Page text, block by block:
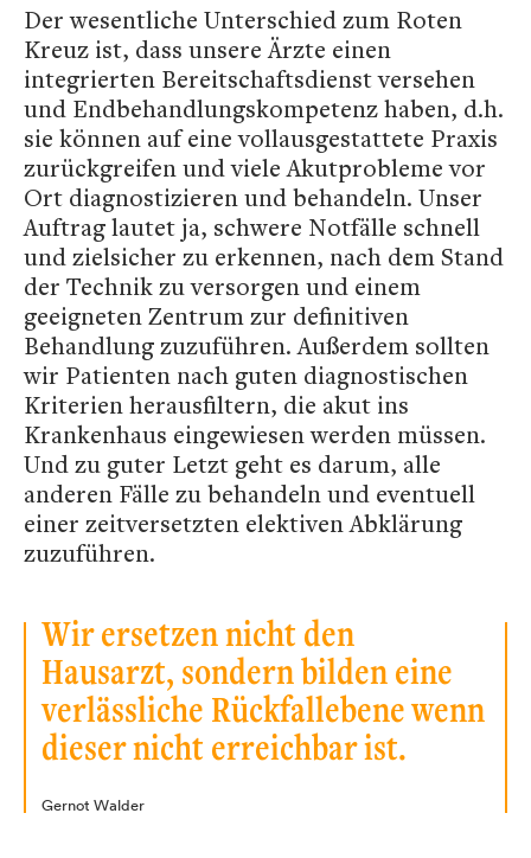
Der wesentliche Unterschied zum Roten
Kreuz ist, dass unsere Ärzte einen
integrierten Bereitschaftsdienst versehen
und Endbehandlungskompetenz haben, d.h.
sie können auf eine vollausgestattete Praxis
zurückgreifen und viele Akutprobleme vor
Ort diagnostizieren und behandeln. Unser
Auftrag lautet ja, schwere Notfälle schnell
und zielsicher zu erkennen, nach dem Stand
der Technik zu versorgen und einem
geeigneten Zentrum zur definitiven
Behandlung zuzuführen. Außerdem sollten
wir Patienten nach guten diagnostischen
Kriterien herausfiltern, die akut ins
Krankenhaus eingewiesen werden müssen.
Und zu guter Letzt geht es darum, alle
anderen Fälle zu behandeln und eventuell
einer zeitversetzten elektiven Abklärung
zuzuführen.
Wir ersetzen nicht den
Hausarzt, sondern bilden eine
verlässliche Rückfallebene wenn
dieser nicht erreichbar ist.
Gernot Walder